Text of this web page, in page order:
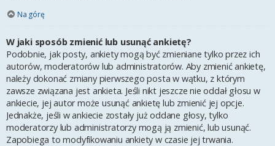
Na górę
W jaki sposób zmienić lub usunąć ankietę?
Podobnie, jak posty, ankiety mogą być zmieniane tylko przez ich
autorów, moderatorów lub administratorów. Aby zmienić ankietę,
należy dokonać zmiany pierwszego posta w wątku, z którym
zawsze związana jest ankieta. Jeśli nikt jeszcze nie oddał głosu w
ankiecie, jej autor może usunąć ankietę lub zmienić jej opcje.
Jednakże, jeśli w ankiecie zostały już oddane głosy, tylko
moderatorzy lub administratorzy mogą ją zmienić, lub usunąć.
Zapobiega to modyfikowaniu ankiety w czasie jej trwania.